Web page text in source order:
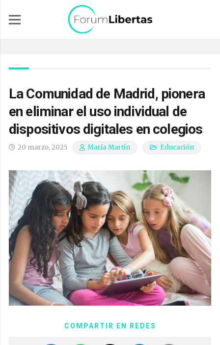
La Comunidad de Madrid, pionera
en eliminar el uso individual de
dispositivos digitales en colegios
20 marzo, 2025 María Martín Educación
COMPARTIR EN REDES